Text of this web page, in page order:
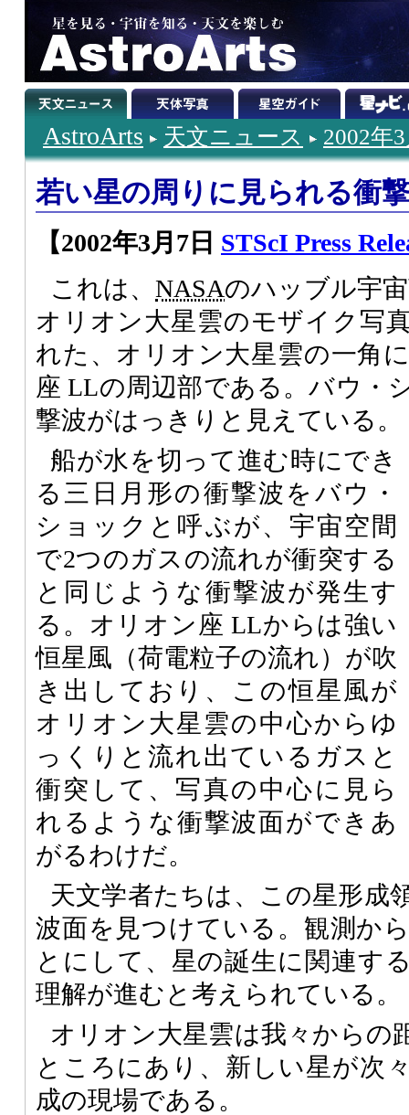
AstroArts 天文ニュース 2002年
若い星の周りに見られる衝
【2002年3月7日 STScI Press
これは、 NASAのハッブル宇
オリオン大星雲のモザイク写
れた、オリオン大星雲の一角
座 LLの周辺部である。バウ・
撃波がはっきりと見えている。
船が水を切って進む時にでき
る三日月形の衝撃波をバウ・
ショックと呼ぶが、宇宙空間
で2つのガスの流れが衝突する
と同じような衝撃波が発生す
る。オリオン座 LLからは強い
恒星風（荷電粒子の流れ）が吹
き出しており、この恒星風が
オリオン大星雲の中心からゆ
っくりと流れ出ているガスと
衝突して、写真の中心に見ら
れるような衝撃波面ができあ
がるわけだ。
天文学者たちは、この星形成
波面を見つけている。観測か
とにして、星の誕生に関連す
理解が進むと考えられている。
オリオン大星雲は我々からの
ところにあり、新しい星が次
成の現場である。